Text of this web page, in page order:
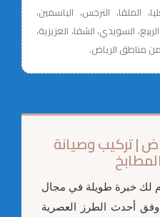
الملقا، النرجس، الياسمين،
السويدي، الشفا، العزيزية،
من مناطق الرياض.
| تركيب وصيانة
لك خبرة طويلة في مجال
أحدث الطرز العصرية